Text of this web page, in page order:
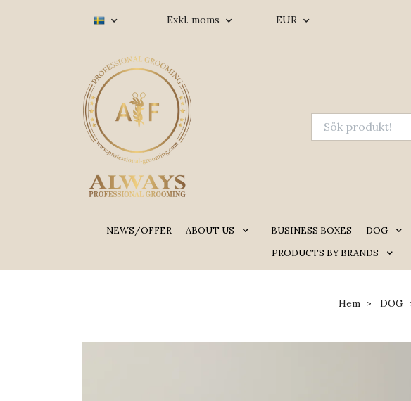
Exkl. moms EUR
NEWS/OFFER ABOUT US BUSINESS BOXES DOG
PRODUCTS BY BRANDS
Hem DOG